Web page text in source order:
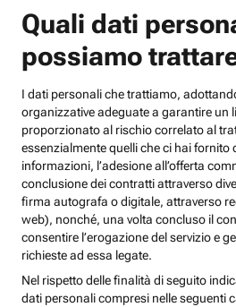
Quali dati
possiamo
I dati personali che trattiamo,
organizzative adeguate a garantire un
proporzionato al rischio correlato al
essenzialmente quelli che ci hai fornito
informazioni, l’adesione all’offerta
conclusione dei contratti attraverso
firma autografa o digitale, attraverso
web), nonché, una volta concluso il
consentire l’erogazione del servizio e
richieste ad essa legate.
Nel rispetto delle finalità di seguito
dati personali compresi nelle seguenti